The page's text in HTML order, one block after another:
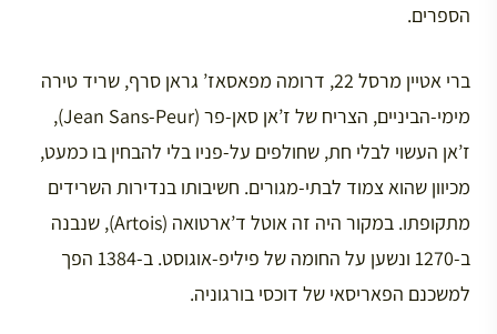
הספרים.
ברי אטיין מרסל 22, דרומה מפאסאז’ גראן סרף, שריד טירה
מימי-הביניים, הצריח של ז’אן סאן-פר (Jean Sans-Peur),
ז’אן העשוי לבלי חת, שחולפים על-פניו בלי להבחין בו כמעט,
מכיוון שהוא צמוד לבתי-מגורים. חשיבותו בנדירות השרידים
מתקופתו. במקור היה זה אוטל ד’ארטואה (Artois), שנבנה
ב-1270 ונשען על החומה של פיליפ-אוגוסט. ב-1384 הפך
למשכנם הפאריסאי של דוכסי בורגוניה.